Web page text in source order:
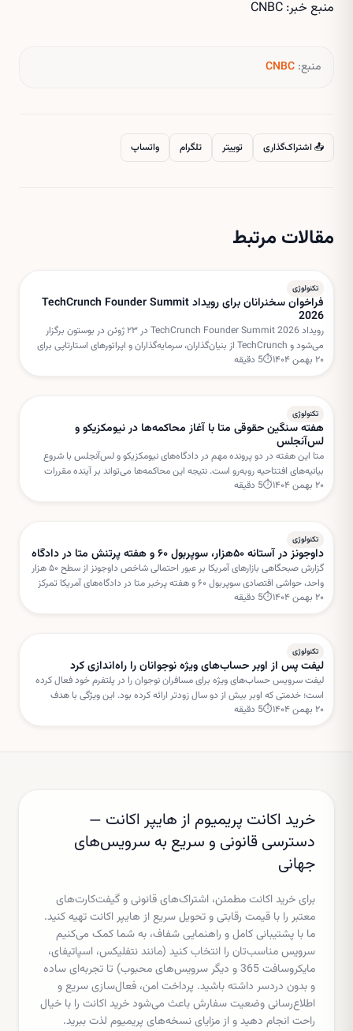
منبع خبر: CNBC
منبع: CNBC
📤 اشتراک‌گذاری توییتر تلگرام واتساپ
مقالات مرتبط
تکنولوژی
فراخوان سخنرانان برای رویداد TechCrunch Founder Summit
2026
رویداد TechCrunch Founder Summit 2026 در ۲۳ ژوئن در بوستون برگزار
می‌شود و TechCrunch از بنیان‌گذاران، سرمایه‌گذاران و اپراتورهای استارتاپی برای
هدایت میزگردهای تعاملی دعوت کرده است.
۲۰ بهمن ۱۴۰۴ ⏱
5 دقیقه
تکنولوژی
هفته سنگین حقوقی متا با آغاز محاکمه‌ها در نیومکزیکو و
لس‌آنجلس
متا این هفته در دو پرونده مهم در دادگاه‌های نیومکزیکو و لس‌آنجلس با شروع
بیانیه‌های افتتاحیه روبه‌رو است. نتیجه این محاکمه‌ها می‌تواند بر آینده مقررات
شبکه‌های اجتماعی و مسئولیت پلتفرم‌ها تأثیر بگذارد.
۲۰ بهمن ۱۴۰۴ ⏱
5 دقیقه
تکنولوژی
داوجونز در آستانه ۵۰هزار، سوپربول ۶۰ و هفته پرتنش متا در دادگاه
گزارش صبحگاهی بازارهای آمریکا بر عبور احتمالی شاخص داوجونز از سطح ۵۰ هزار
واحد، حواشی اقتصادی سوپربول ۶۰ و هفته پرخبر متا در دادگاه‌های آمریکا تمرکز
دارد. این تحولات می‌تواند مسیر سهام فناوری را در کوتاه‌مدت تحت تأثیر قرار دهد.
۲۰ بهمن ۱۴۰۴ ⏱
5 دقیقه
تکنولوژی
لیفت پس از اوبر حساب‌های ویژه نوجوانان را راه‌اندازی کرد
لیفت سرویس حساب‌های ویژه برای مسافران نوجوان را در پلتفرم خود فعال کرده
است؛ خدمتی که اوبر بیش از دو سال زودتر ارائه کرده بود. این ویژگی با هدف
افزایش امنیت و نظارت والدین طراحی شده است.
۲۰ بهمن ۱۴۰۴ ⏱
5 دقیقه
خرید اکانت پریمیوم از هایپر اکانت —
دسترسی قانونی و سریع به سرویس‌های
جهانی
برای خرید اکانت مطمئن، اشتراک‌های قانونی و گیفت‌کارت‌های
معتبر را با قیمت رقابتی و تحویل سریع از هایپر اکانت تهیه کنید.
ما با پشتیبانی کامل و راهنمایی شفاف، به شما کمک می‌کنیم
سرویس مناسب‌تان را انتخاب کنید (مانند نتفلیکس، اسپاتیفای،
مایکروسافت 365 و دیگر سرویس‌های محبوب) تا تجربه‌ای ساده
و بدون دردسر داشته باشید. پرداخت امن، فعال‌سازی سریع و
اطلاع‌رسانی وضعیت سفارش باعث می‌شود خرید اکانت را با خیال
راحت انجام دهید و از مزایای نسخه‌های پریمیوم لذت ببرید.